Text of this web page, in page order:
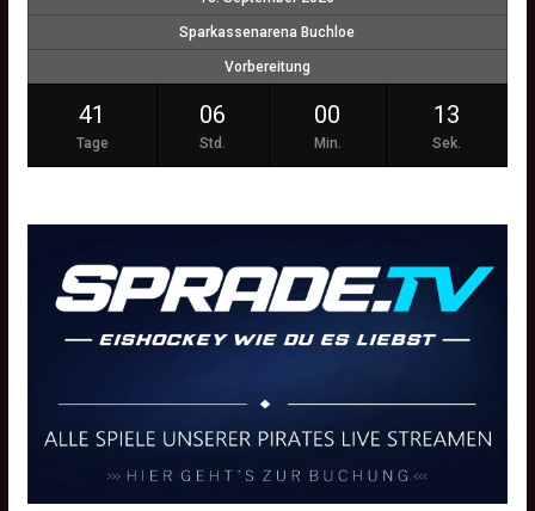
Sparkassenarena Buchloe
Vorbereitung
41
Tage
06
Std.
00
Min.
12
Sek.